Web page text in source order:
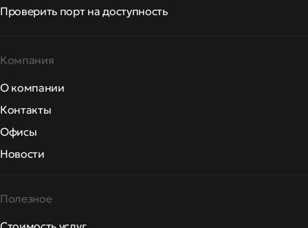
Проверить порт на доступность
Компания
О компании
Контакты
Офисы
Новости
Полезное